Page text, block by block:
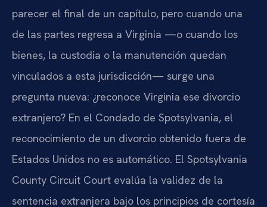
parecer el final de un capítulo, pero cuando una
de las partes regresa a Virginia —o cuando los
bienes, la custodia o la manutención quedan
vinculados a esta jurisdicción— surge una
pregunta nueva: ¿reconoce Virginia ese divorcio
extranjero? En el Condado de Spotsylvania, el
reconocimiento de un divorcio obtenido fuera de
Estados Unidos no es automático. El Spotsylvania
County Circuit Court evalúa la validez de la
sentencia extranjera bajo los principios de cortesía